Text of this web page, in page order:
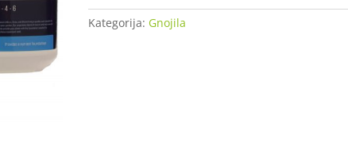
količina
Kategorija: Gnojila